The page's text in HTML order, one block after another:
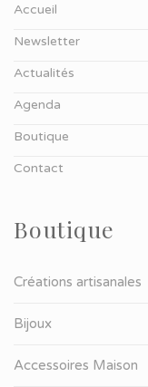
Accueil
Newsletter
Actualités
Agenda
Boutique
Contact
Boutique
Créations artisanales
Bijoux
Accessoires Maison